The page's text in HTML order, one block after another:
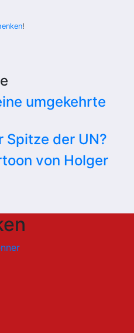
!
umgekehrte
Spitze der UN?
von Holger